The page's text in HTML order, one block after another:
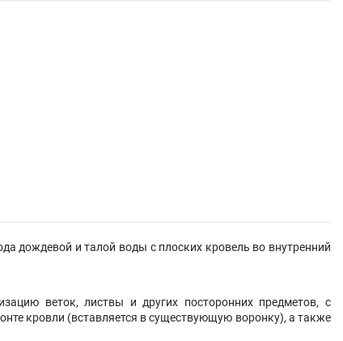
дождевой и талой воды с плоских кровель во внутренний
веток, листвы и других посторонних предметов, с
кровли (вставляется в существующую воронку), а также